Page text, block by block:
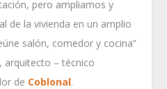
pero ampliamos y
de la vivienda en un amplio
salón, comedor y cocina”
, arquitecto – técnico
de Coblonal.